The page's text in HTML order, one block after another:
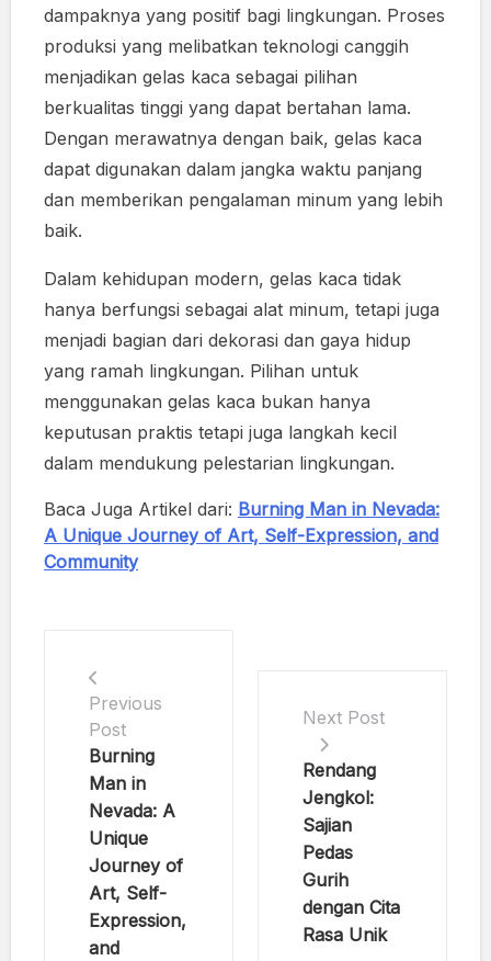
dampaknya yang positif bagi lingkungan. Proses
produksi yang melibatkan teknologi canggih
menjadikan gelas kaca sebagai pilihan
berkualitas tinggi yang dapat bertahan lama.
Dengan merawatnya dengan baik, gelas kaca
dapat digunakan dalam jangka waktu panjang
dan memberikan pengalaman minum yang lebih
baik.
Dalam kehidupan modern, gelas kaca tidak
hanya berfungsi sebagai alat minum, tetapi juga
menjadi bagian dari dekorasi dan gaya hidup
yang ramah lingkungan. Pilihan untuk
menggunakan gelas kaca bukan hanya
keputusan praktis tetapi juga langkah kecil
dalam mendukung pelestarian lingkungan.
Baca Juga Artikel dari: Burning Man in Nevada:
A Unique Journey of Art, Self-Expression, and
Community
Previous
Post
Burning
Man in
Nevada: A
Unique
Journey of
Art, Self-
Expression,
and
Next Post
Rendang
Jengkol:
Sajian
Pedas
Gurih
dengan Cita
Rasa Unik